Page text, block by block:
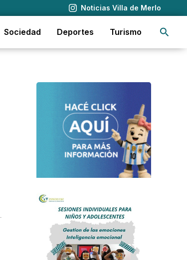
Noticias Villa de Merlo
Sociedad Deportes Turismo